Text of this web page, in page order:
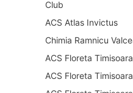
Club
ACS Atlas Invictus
Chimia Ramnicu
ACS Floreta Timisoara
ACS Floreta Timisoara